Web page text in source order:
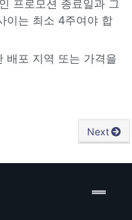
프로모션 종료일과 그
이는 최소 4주여야 합
배포 지역 또는 가격을
Next